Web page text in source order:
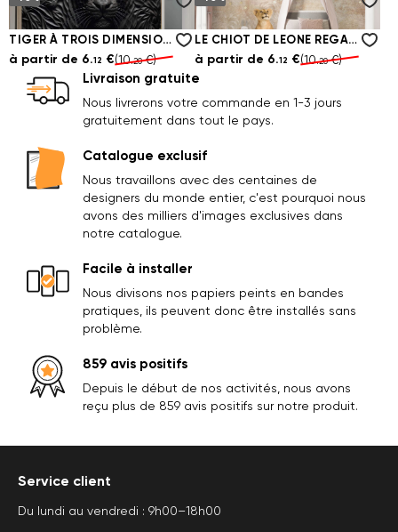
à partir de6. 12€(10. 20€) à partir de6. 12€(10.20€)
TIGER À TROIS DIMENSIONS SUR UN ARBRE NOIR
à partir de 6.12 €(10.20€)
LE CHIOT DE LEONE REGARDE LA LUNE
à partir de 6.12 €(10.20€)
Livraison gratuite
Nous livrerons votre commande en 1-3 jours
gratuitement dans tout le pays.
Catalogue exclusif
Nous travaillons avec des centaines de
designers du monde entier, c'est pourquoi nous
avons des milliers d'images exclusives dans
notre catalogue.
Facile à installer
Nous divisons nos papiers peints en bandes
pratiques, ils peuvent donc être installés sans
problème.
859 avis positifs
Depuis le début de nos activités, nous avons
reçu plus de 859 avis positifs sur notre produit.
Service client
Du lundi au vendredi : 9h00–18h00